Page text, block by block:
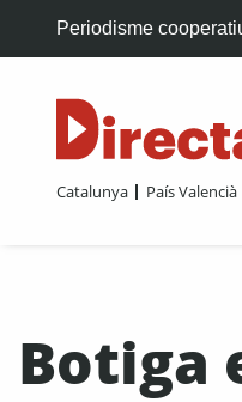
Periodisme
Catalunya País Valencià
Botiga